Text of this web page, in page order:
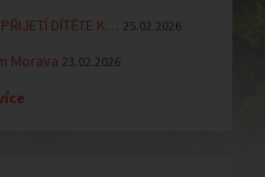
DÍTĚTE K… 25.02.2026
Morava 23.02.2026